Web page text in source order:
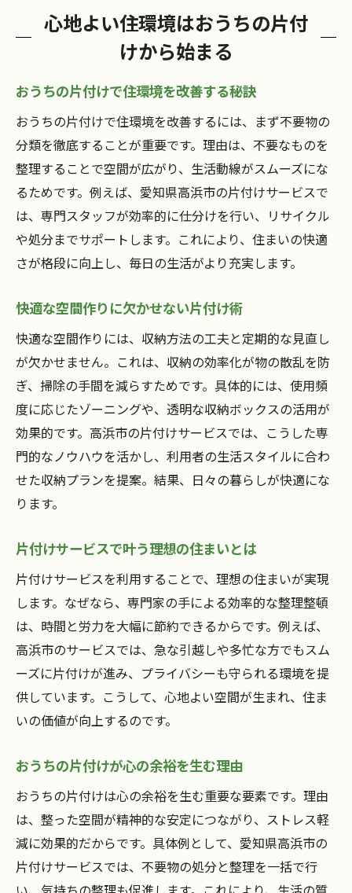
心地よい住環境はおうちの片付
けから始まる
おうちの片付けで住環境を改善する秘訣
おうちの片付けで住環境を改善するには、まず不要物の
分類を徹底することが重要です。理由は、不要なものを
整理することで空間が広がり、生活動線がスムーズにな
るためです。例えば、愛知県高浜市の片付けサービスで
は、専門スタッフが効率的に仕分けを行い、リサイクル
や処分までサポートします。これにより、住まいの快適
さが格段に向上し、毎日の生活がより充実します。
快適な空間作りに欠かせない片付け術
快適な空間作りには、収納方法の工夫と定期的な見直し
が欠かせません。これは、収納の効率化が物の散乱を防
ぎ、掃除の手間を減らすためです。具体的には、使用頻
度に応じたゾーニングや、透明な収納ボックスの活用が
効果的です。高浜市の片付けサービスでは、こうした専
門的なノウハウを活かし、利用者の生活スタイルに合わ
せた収納プランを提案。結果、日々の暮らしが快適にな
ります。
片付けサービスで叶う理想の住まいとは
片付けサービスを利用することで、理想の住まいが実現
します。なぜなら、専門家の手による効率的な整理整頓
は、時間と労力を大幅に節約できるからです。例えば、
高浜市のサービスでは、急な引越しや多忙な方でもスム
ーズに片付けが進み、プライバシーも守られる環境を提
供しています。こうして、心地よい空間が生まれ、住ま
いの価値が向上するのです。
おうちの片付けが心の余裕を生む理由
おうちの片付けは心の余裕を生む重要な要素です。理由
は、整った空間が精神的な安定につながり、ストレス軽
減に効果的だからです。具体例として、愛知県高浜市の
片付けサービスでは、不要物の処分と整理を一括で行